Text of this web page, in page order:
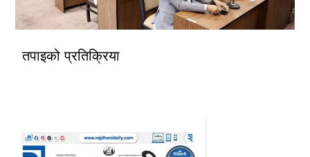
तपाइको प्रतिक्रिया